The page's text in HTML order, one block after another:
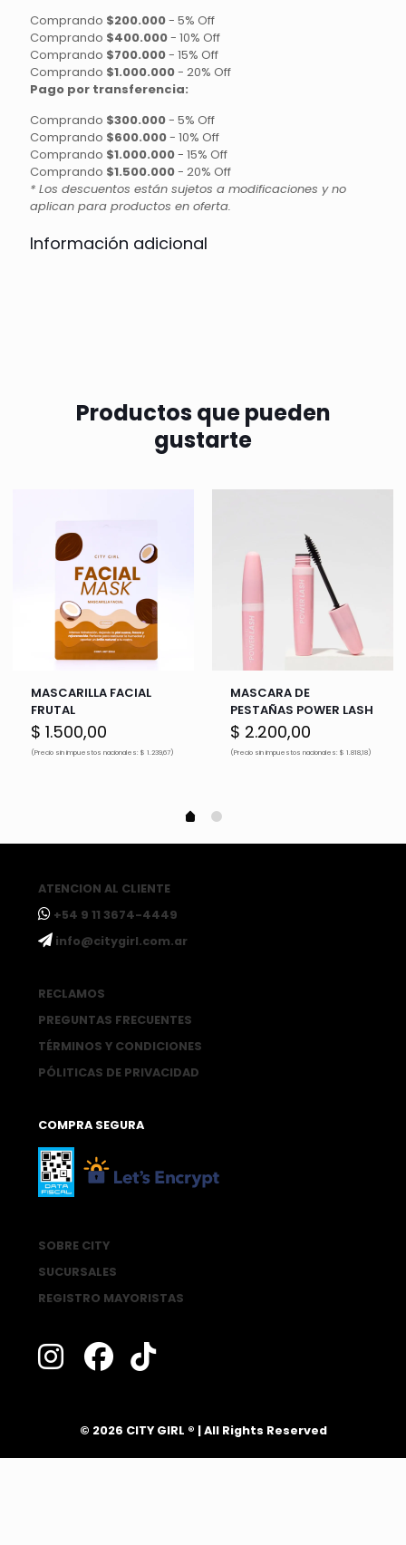
Comprando $200.000- 5% Off
Comprando $400.000- 10% Off
Comprando $700.000- 15% Off
Comprando $1.000.000- 20% Off
Pago por transferencia:
Comprando $300.000- 5% Off
Comprando $600.000- 10% Off
Comprando $1.000.000- 15% Off
Comprando $1.500.000- 20% Off
* Los descuentos están sujetos a modificaciones y no
aplican para productos en oferta.
Información adicional
Productos que pueden
gustarte
MASCARILLA FACIAL
FRUTAL
$ 1.500,00
(Precio sin impuestos nacionales: $ 1.239,67)
MASCARA DE
PESTAÑAS POWER LASH
$ 2.200,00
(Precio sin impuestos nacionales: $ 1.818,18)
ATENCION AL CLIENTE
ㅤ+54 9 11 3674-4449
ㅤinfo@citygirl.com.ar
RECLAMOS
PREGUNTAS FRECUENTES
TÉRMINOS Y CONDICIONES
PÓLITICAS DE PRIVACIDAD
COMPRA SEGURA
SOBRE CITY
SUCURSALES
REGISTRO MAYORISTAS
© 2026 CITY GIRL ® | All Rights Reserved